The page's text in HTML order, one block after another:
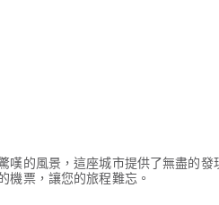
的風景，這座城市提供了無盡的
機票，讓您的旅程難忘。